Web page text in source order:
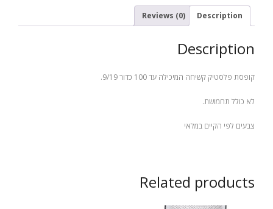
כדור
Description
Reviews (0)
Description
קופסת פלסטיק קשיחה המיכילה עד 100 כדור 9/19.
לא כולל תחמושת.
צבעים לפי הקיים במלאי
Related products